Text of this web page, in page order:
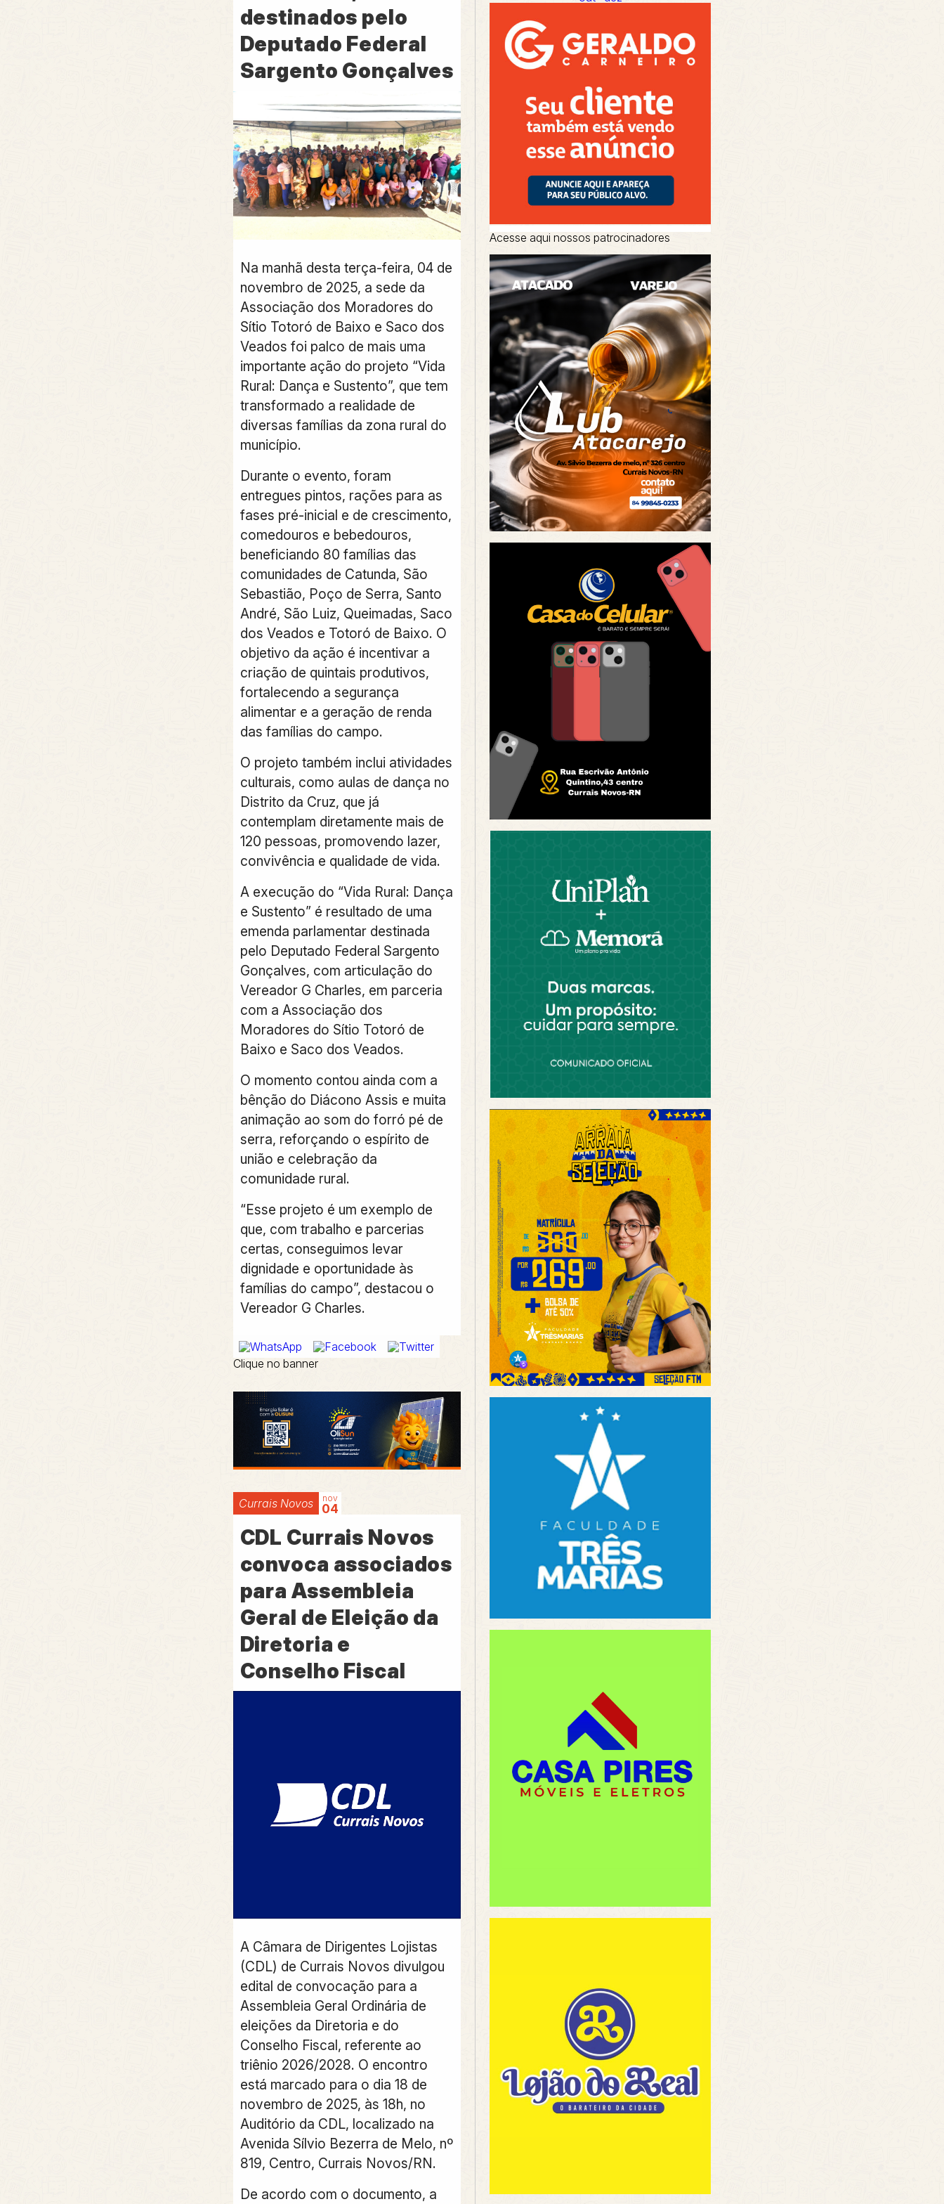
destinados pelo
Deputado Federal
Sargento Gonçalves
Na manhã desta terça-feira, 04 de
novembro de 2025, a sede da
Associação dos Moradores do
Sítio Totoró de Baixo e Saco dos
Veados foi palco de mais uma
importante ação do projeto “Vida
Rural: Dança e Sustento”, que tem
transformado a realidade de
diversas famílias da zona rural do
município.
Durante o evento, foram
entregues pintos, rações para as
fases pré-inicial e de crescimento,
comedouros e bebedouros,
beneficiando 80 famílias das
comunidades de Catunda, São
Sebastião, Poço de Serra, Santo
André, São Luiz, Queimadas, Saco
dos Veados e Totoró de Baixo. O
objetivo da ação é incentivar a
criação de quintais produtivos,
fortalecendo a segurança
alimentar e a geração de renda
das famílias do campo.
O projeto também inclui atividades
culturais, como aulas de dança no
Distrito da Cruz, que já
contemplam diretamente mais de
120 pessoas, promovendo lazer,
convivência e qualidade de vida.
A execução do “Vida Rural: Dança
e Sustento” é resultado de uma
emenda parlamentar destinada
pelo Deputado Federal Sargento
Gonçalves, com articulação do
Vereador G Charles, em parceria
com a Associação dos
Moradores do Sítio Totoró de
Baixo e Saco dos Veados.
O momento contou ainda com a
bênção do Diácono Assis e muita
animação ao som do forró pé de
serra, reforçando o espírito de
união e celebração da
comunidade rural.
“Esse projeto é um exemplo de
que, com trabalho e parcerias
certas, conseguimos levar
dignidade e oportunidade às
famílias do campo”, destacou o
Vereador G Charles.
Clique no banner
Currais Novos 04
nov
CDL Currais Novos
convoca associados
para Assembleia
Geral de Eleição da
Diretoria e
Conselho Fiscal
A Câmara de Dirigentes Lojistas
(CDL) de Currais Novos divulgou
edital de convocação para a
Assembleia Geral Ordinária de
eleições da Diretoria e do
Conselho Fiscal, referente ao
triênio 2026/2028. O encontro
está marcado para o dia 18 de
novembro de 2025, às 18h, no
Auditório da CDL, localizado na
Avenida Sílvio Bezerra de Melo, nº
819, Centro, Currais Novos/RN.
De acordo com o documento, a
Acesse aqui nossos patrocinadores